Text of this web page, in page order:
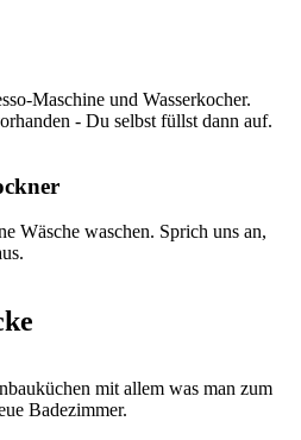
Maschine und Wasserkocher.
- Du selbst füllst dann auf.
Wäsche waschen. Sprich uns an,
mit allem was man zum
Badezimmer.